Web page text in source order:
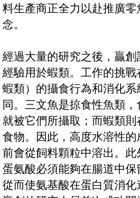
料生產商正全力以赴推廣零
念。
經過大量的研究之後，贏
經驗用於蝦類。工作的挑
蝦類）的攝食行為和消化
同。三文魚是掠食性魚類
就被它們所攝取；而蝦類則
食物。因此，高度水溶性
前會從飼料顆粒中溶出。
蛋氨酸必須能夠在腸道中保
從而使氨基酸在蛋白質消化